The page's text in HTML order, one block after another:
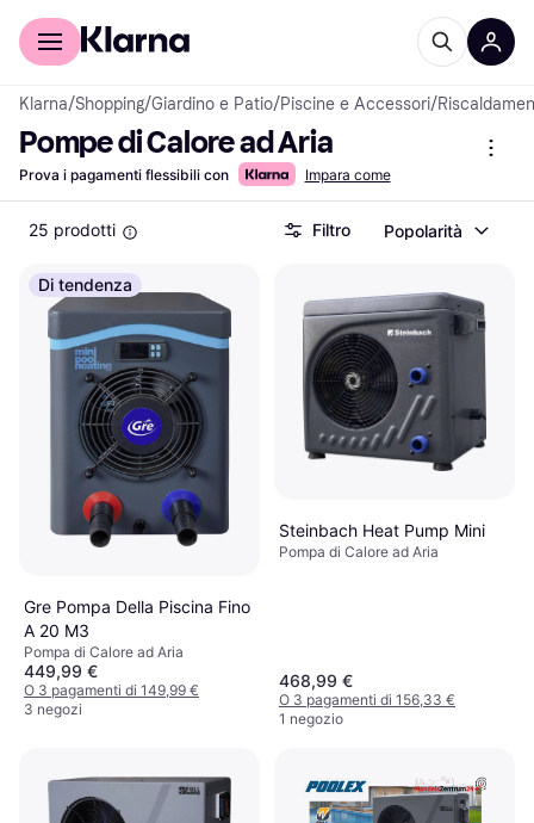
Per il tuo shopping
Klarna/Shopping/Giardino e Patio/Piscine e Accessori/
Pompe di Calore ad Aria
Prova i pagamenti flessibili con Impara come
25 prodotti Filtro Popolarità
Di tendenza
Gre Pompa Della Piscina Fino
A 20 M3
Pompa di Calore ad Aria
449,99 €
O 3 pagamenti di 149,99 €
3 negozi
Steinbach Heat Pump Mini
Pompa di Calore ad Aria
468,99 €
O 3 pagamenti di 156,33 €
1 negozio